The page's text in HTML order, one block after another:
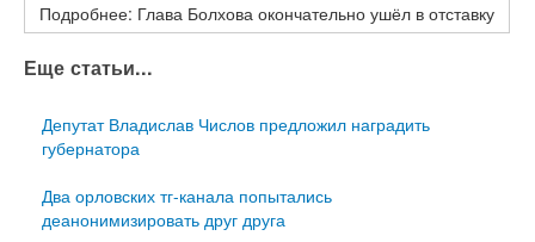
Подробнее: Глава Болхова окончательно ушёл в отставку
Еще статьи...
Депутат Владислав Числов предложил наградить
губернатора
Два орловских тг-канала попытались
деанонимизировать друг друга